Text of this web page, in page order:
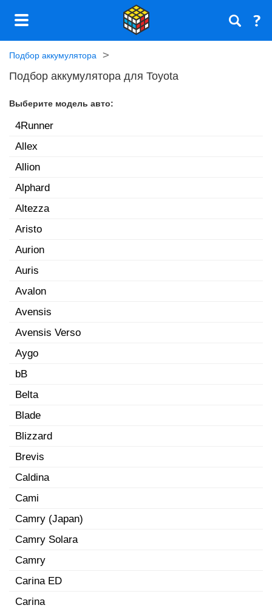
Подбор аккумулятора
Подбор аккумулятора для Toyota
Выберите модель авто:
4Runner
Allex
Allion
Alphard
Altezza
Aristo
Aurion
Auris
Avalon
Avensis
Avensis Verso
Aygo
bB
Belta
Blade
Blizzard
Brevis
Caldina
Cami
Camry (Japan)
Camry Solara
Camry
Carina ED
Carina